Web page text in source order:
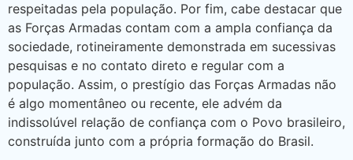
respeitadas pela população. Por fim, cabe destacar que
as Forças Armadas contam com a ampla confiança da
sociedade, rotineiramente demonstrada em sucessivas
pesquisas e no contato direto e regular com a
população. Assim, o prestígio das Forças Armadas não
é algo momentâneo ou recente, ele advém da
indissolúvel relação de confiança com o Povo brasileiro,
construída junto com a própria formação do Brasil.